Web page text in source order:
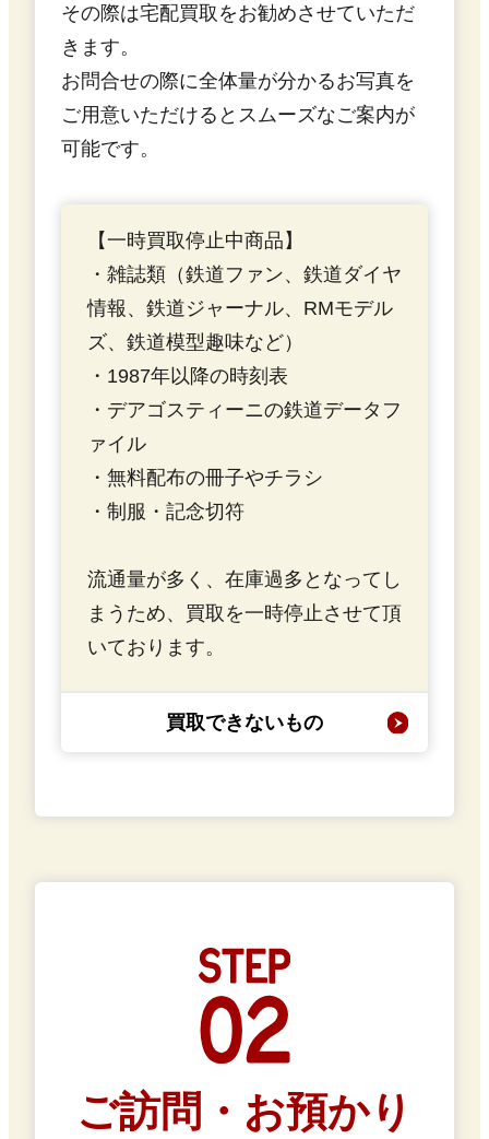
その際は宅配買取をお勧めさせていただ
きます。
お問合せの際に全体量が分かるお写真を
ご用意いただけるとスムーズなご案内が
可能です。
【一時買取停止中商品】
・雑誌類（鉄道ファン、鉄道ダイヤ
情報、鉄道ジャーナル、RMモデル
ズ、鉄道模型趣味など）
・1987年以降の時刻表
・デアゴスティーニの鉄道データフ
ァイル
・無料配布の冊子やチラシ
・制服・記念切符
流通量が多く、在庫過多となってし
まうため、買取を一時停止させて頂
いております。
買取できないもの
ご訪問・お預かり